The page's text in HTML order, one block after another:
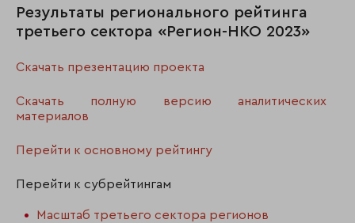
Результаты регионального рейтинга
третьего сектора «Регион-НКО 2023»
Скачать презентацию проекта
Скачать полную версию аналитических
материалов
Перейти к основному рейтингу
Перейти к субрейтингам
Масштаб третьего сектора регионов